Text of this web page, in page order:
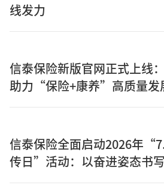
线发力
信泰保险新版官网正式上线
助力“保险+康养”高质量发
信泰保险全面启动2026年
传日”活动：以奋进姿态书